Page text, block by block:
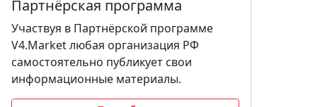
Партнёрская программа
Участвуя в Партнёрской программе
V4.Market любая организация РФ
самостоятельно публикует свои
информационные материалы.